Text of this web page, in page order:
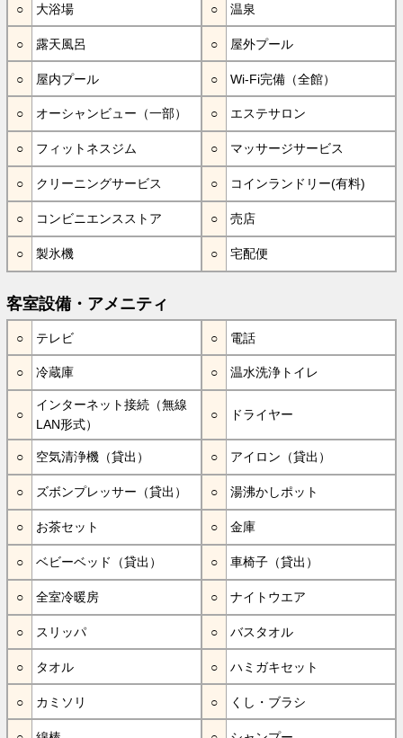
大浴場 温泉
露天風呂 屋外プール
屋内プール Wi-Fi完備（全館）
オーシャンビュー（一部） エステサロン
フィットネスジム マッサージサービス
クリーニングサービス コインランドリー(有料)
コンビニエンスストア 売店
製氷機 宅配便
客室設備・アメニティ
テレビ 電話
冷蔵庫 温水洗浄トイレ
インターネット接続（無線
LAN形式）
ドライヤー
空気清浄機（貸出） アイロン（貸出）
ズボンプレッサー（貸出） 湯沸かしポット
お茶セット 金庫
ベビーベッド（貸出） 車椅子（貸出）
全室冷暖房 ナイトウエア
スリッパ バスタオル
タオル ハミガキセット
カミソリ くし・ブラシ